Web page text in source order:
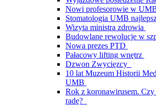
Nowi profesorowie w
Stomatologia UMB
Wizyta ministra zdrowia
Budowlane rewolucje w
Nowa prezes PTD
Pałacowy lifting wnętrz
Dzwon Zwycięzcy
10 lat Muzeum Historii
UMB
Rok z koronawirusem.
radę?